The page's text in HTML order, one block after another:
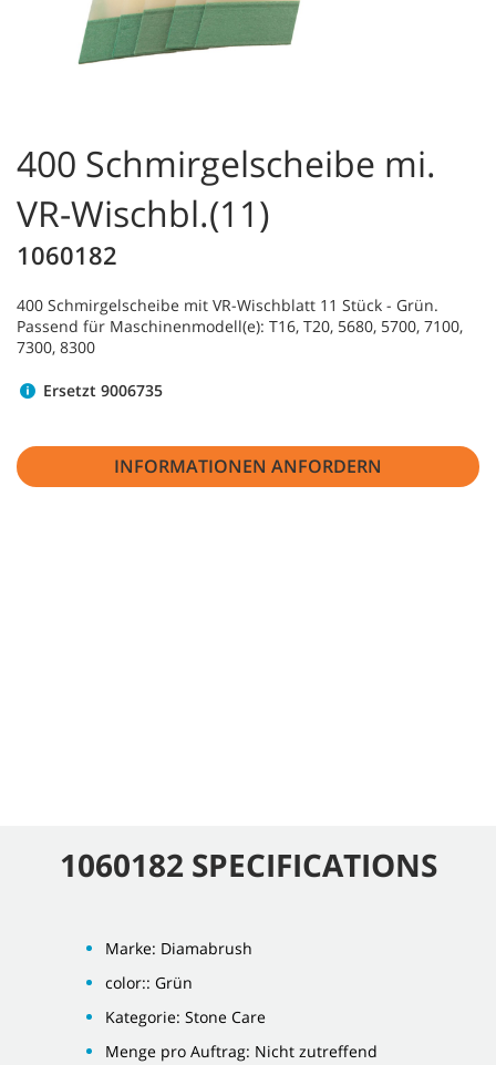
400 Schmirgelscheibe mi.
VR-Wischbl.(11)
1060182
400 Schmirgelscheibe mit VR-Wischblatt 11 Stück - Grün.
Passend für Maschinenmodell(e): T16, T20, 5680, 5700, 7100,
7300, 8300
Ersetzt 9006735
INFORMATIONEN ANFORDERN
1060182 SPECIFICATIONS
Marke: Diamabrush
color:: Grün
Kategorie: Stone Care
Menge pro Auftrag: Nicht zutreffend